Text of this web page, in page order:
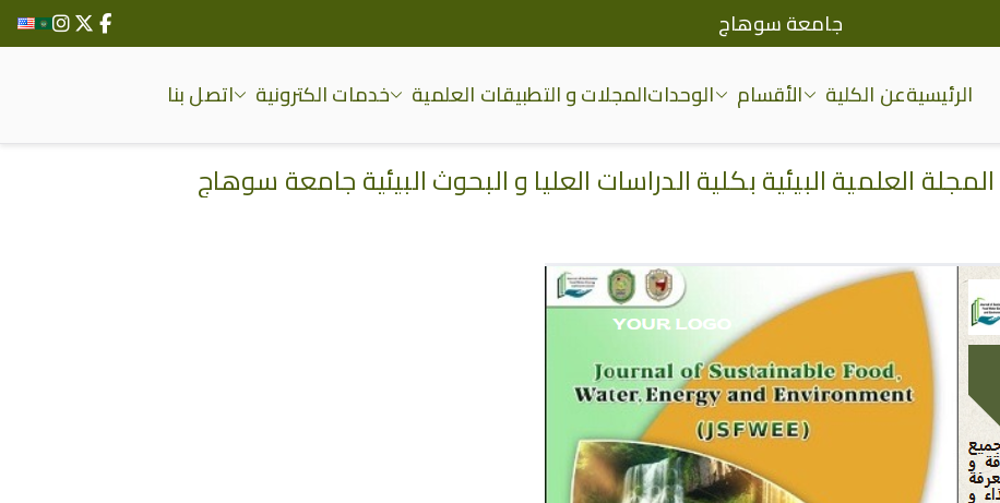
جامعة سوهاج
الرئيسيةعن الكلية الأقسام الوحداتالمجلات و التطبيقات العلمية خدمات الكترونية اتصل بنا
العلمية البيئية بكلية الدراسات العليا و البحوث البيئية جامعة سوهاج